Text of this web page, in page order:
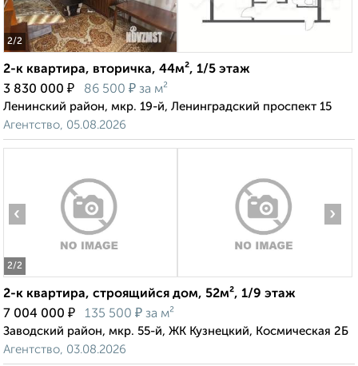
2/2
2-к квартира, вторичка, 44м², 1/5 этаж
3 830 000 ₽ 86 500 ₽ за м²
Ленинский район, мкр. 19-й, Ленинградский проспект 15
Агентство, 05.08.2026
2/2
‹ ›
2-к квартира, строящийся дом, 52м², 1/9 этаж
7 004 000 ₽ 135 500 ₽ за м²
Заводский район, мкр. 55-й, ЖК Кузнецкий, Космическая 2Б
Агентство, 03.08.2026